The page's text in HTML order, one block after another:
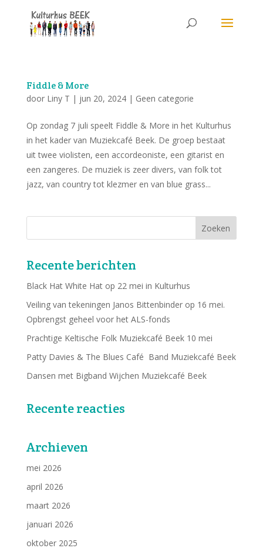
Fiddle & More
door Liny T | jun 20, 2024| Geen categorie
Op zondag 7 juli speelt Fiddle & More in het Kulturhus
in het kader van Muziekcafé Beek. De groep bestaat
uit twee violisten, een accordeoniste, een gitarist en
een zangeres. De muziek is zeer divers, van folk tot
jazz, van country tot klezmer en van blue grass...
Recente berichten
Black Hat White Hat op 22 mei in Kulturhus
Veiling van tekeningen Janos Bittenbinder op 16 mei.
Opbrengst geheel voor het ALS-fonds
Prachtige Keltische Folk Muziekcafé Beek 10 mei
Patty Davies & The Blues Café Band Muziekcafé Beek
Dansen met Bigband Wijchen Muziekcafé Beek
Recente reacties
Archieven
mei 2026
april 2026
maart 2026
januari 2026
oktober 2025